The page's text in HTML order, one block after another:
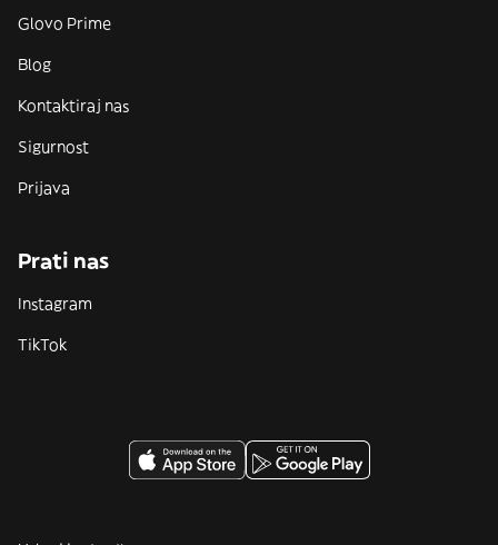
Glovo Prime
Blog
Kontaktiraj nas
Sigurnost
Prijava
Prati nas
Instagram
TikTok